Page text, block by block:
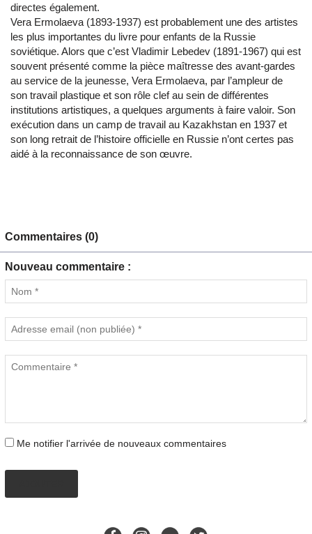
directes également.
Vera Ermolaeva (1893-1937) est probablement une des artistes
les plus importantes du livre pour enfants de la Russie
soviétique. Alors que c’est Vladimir Lebedev (1891-1967) qui est
souvent présenté comme la pièce maîtresse des avant-gardes
au service de la jeunesse, Vera Ermolaeva, par l’ampleur de
son travail plastique et son rôle clef au sein de différentes
institutions artistiques, a quelques arguments à faire valoir. Son
exécution dans un camp de travail au Kazakhstan en 1937 et
son long retrait de l’histoire officielle en Russie n’ont certes pas
aidé à la reconnaissance de son œuvre.
Commentaires (0)
Nouveau commentaire :
Me notifier l'arrivée de nouveaux commentaires